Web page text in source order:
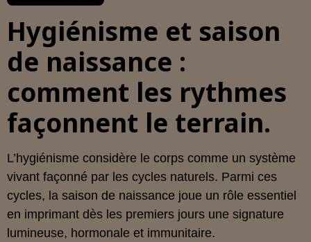
Hygiénisme et saison
de naissance :
comment les rythmes
façonnent le terrain.
L’hygiénisme considère le corps comme un système
vivant façonné par les cycles naturels. Parmi ces
cycles, la saison de naissance joue un rôle essentiel
en imprimant dès les premiers jours une signature
lumineuse, hormonale et immunitaire.